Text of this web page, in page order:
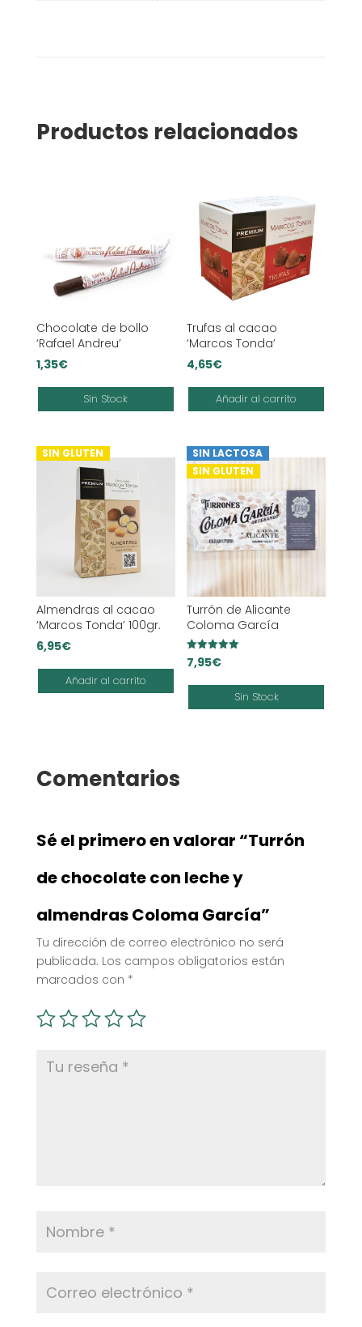
Productos relacionados
Chocolate de bollo
‘Rafael Andreu’
1,35€
Sin Stock
Trufas al cacao
‘Marcos Tonda’
4,65€
Añadir al carrito
SIN GLUTEN
Almendras al cacao
‘Marcos Tonda’ 100gr.
6,95€
Añadir al carrito
SIN LACTOSA
SIN GLUTEN
Turrón de Alicante
Coloma García
Valorado
con
de 5
7,95€
Sin Stock
Comentarios
Sé el primero en valorar “Turrón
de chocolate con leche y
almendras Coloma García”
Tu dirección de correo electrónico no será
publicada. Los campos obligatorios están
marcados con *